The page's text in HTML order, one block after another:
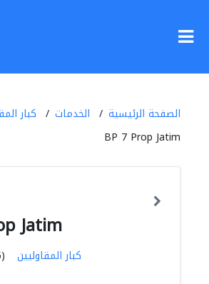
الصفحة الرئيسية الخدمات
كبار
BP 7 Prop Jatim
Jatim
كبار المقاوليين